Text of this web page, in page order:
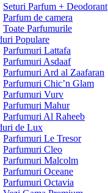
Seturi Parfum + Deodorant
Parfum de camera
Toate Parfumurile
Populare
Parfumuri Lattafa
Parfumuri Asdaaf
Parfumuri Ard al Zaafaran
Parfumuri Chic’n Glam
Parfumuri Vurv
Parfumuri Mahur
Parfumuri Al Raheeb
de Lux
Parfumuri Le Tresor
Parfumuri Cleo
Parfumuri Malcolm
Parfumuri Oceane
Parfumuri Octavia